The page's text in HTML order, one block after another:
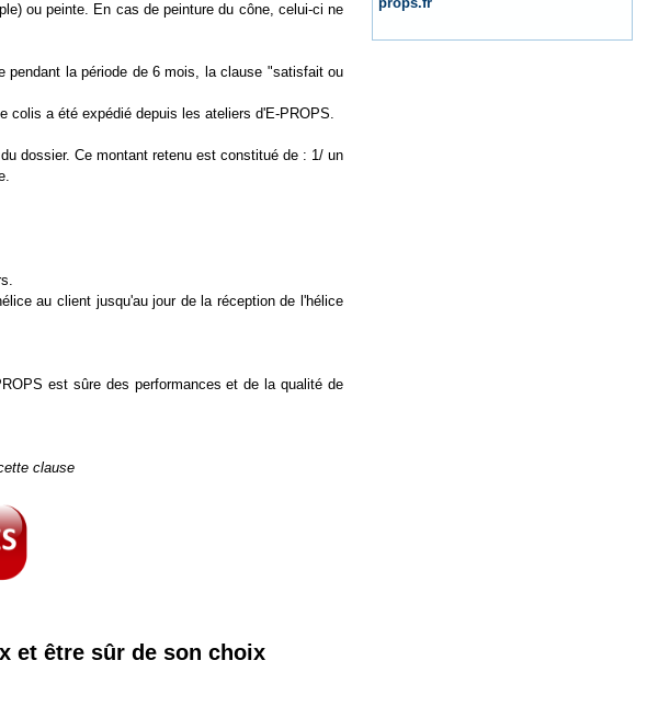
ou peinte. En cas de peinture du cône, celui-ci ne
pendant la période de 6 mois, la clause "satisfait ou
colis a été expédié depuis les ateliers d'E-PROPS.
dossier. Ce montant retenu est constitué de : 1/ un
au client jusqu'au jour de la réception de l'hélice
est sûre des performances et de la qualité de
clause
et être sûr de son choix